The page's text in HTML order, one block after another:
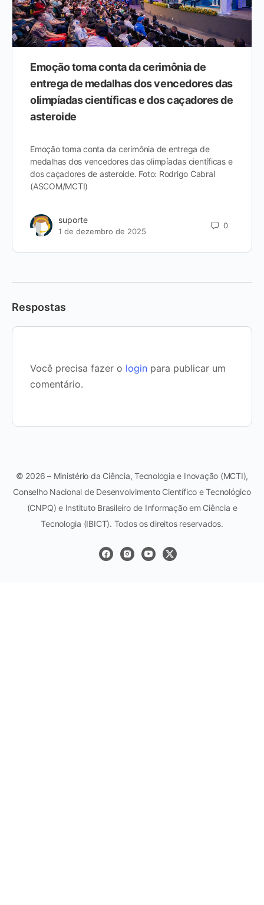
Emoção toma conta da cerimônia de
entrega de medalhas dos vencedores das
olimpíadas científicas e dos caçadores de
asteroide
Emoção toma conta da cerimônia de entrega de
medalhas dos vencedores das olimpíadas científicas e
dos caçadores de asteroide. Foto: Rodrigo Cabral
(ASCOM/MCTI)
suporte
1 de dezembro de 2025
0
Respostas
Você precisa fazer o login para publicar um
comentário.
© 2026 – Ministério da Ciência, Tecnologia e Inovação (MCTI),
Conselho Nacional de Desenvolvimento Científico e Tecnológico
(CNPQ) e Instituto Brasileiro de Informação em Ciência e
Tecnologia (IBICT). Todos os direitos reservados.